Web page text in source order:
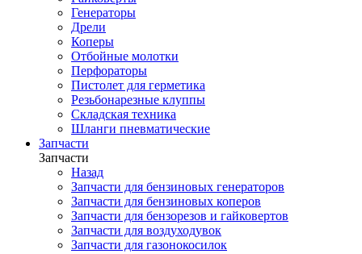
Генераторы
Дрели
Коперы
Отбойные молотки
Перфораторы
Пистолет для герметика
Резьбонарезные клуппы
Складская техника
Шланги пневматические
Запчасти
Запчасти
Назад
Запчасти для бензиновых генераторов
Запчасти для бензиновых коперов
Запчасти для бензорезов и гайковертов
Запчасти для воздуходувок
Запчасти для газонокосилок